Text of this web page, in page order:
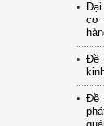
Đại
cơ
Đề
Đề